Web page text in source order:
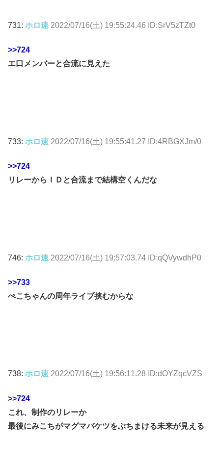
731: ホロ速 2022/07/16(土) 19:55:24.46 ID:SrV5zTZt0
>>724
エ口メンバーと合流に見えた
733: ホロ速 2022/07/16(土) 19:55:41.27 ID:4RBGXJm/0
>>724
リレーからＩＤと合流まで結構空くんだな
746: ホロ速 2022/07/16(土) 19:57:03.74 ID:qQVywdhP0
>>733
ぺこちゃんの周年ライブ挟むからな
738: ホロ速 2022/07/16(土) 19:56:11.28 ID:dOYZqcVZS
>>724
これ、制作のリレーか
最後にみこちがマグマバケツをぶちまける未来が見える